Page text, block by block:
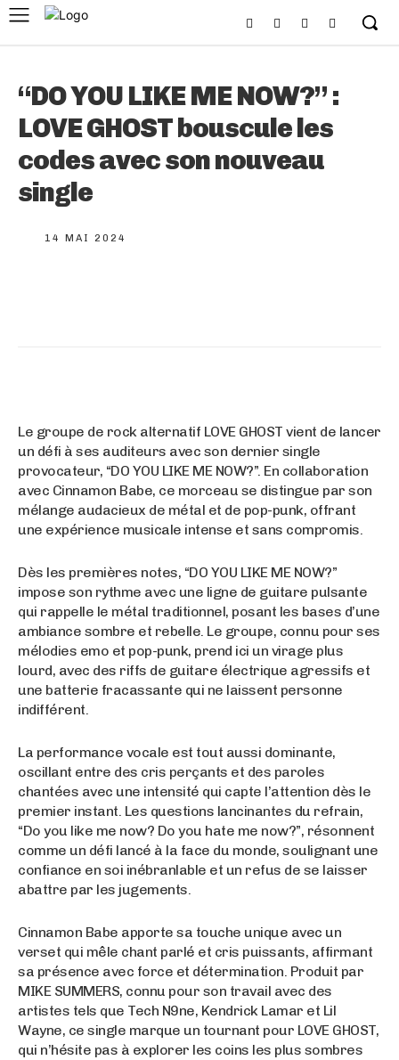
“DO YOU LIKE ME NOW?” :
LOVE GHOST bouscule les
codes avec son nouveau
single
14 MAI 2024
Le groupe de rock alternatif LOVE GHOST vient de lancer
un défi à ses auditeurs avec son dernier single
provocateur, “DO YOU LIKE ME NOW?”. En collaboration
avec Cinnamon Babe, ce morceau se distingue par son
mélange audacieux de métal et de pop-punk, offrant
une expérience musicale intense et sans compromis.
Dès les premières notes, “DO YOU LIKE ME NOW?”
impose son rythme avec une ligne de guitare pulsante
qui rappelle le métal traditionnel, posant les bases d’une
ambiance sombre et rebelle. Le groupe, connu pour ses
mélodies emo et pop-punk, prend ici un virage plus
lourd, avec des riffs de guitare électrique agressifs et
une batterie fracassante qui ne laissent personne
indifférent.
La performance vocale est tout aussi dominante,
oscillant entre des cris perçants et des paroles
chantées avec une intensité qui capte l’attention dès le
premier instant. Les questions lancinantes du refrain,
“Do you like me now? Do you hate me now?”, résonnent
comme un défi lancé à la face du monde, soulignant une
confiance en soi inébranlable et un refus de se laisser
abattre par les jugements.
Cinnamon Babe apporte sa touche unique avec un
verset qui mêle chant parlé et cris puissants, affirmant
sa présence avec force et détermination. Produit par
MIKE SUMMERS, connu pour son travail avec des
artistes tels que Tech N9ne, Kendrick Lamar et Lil
Wayne, ce single marque un tournant pour LOVE GHOST,
qui n’hésite pas à explorer les coins les plus sombres